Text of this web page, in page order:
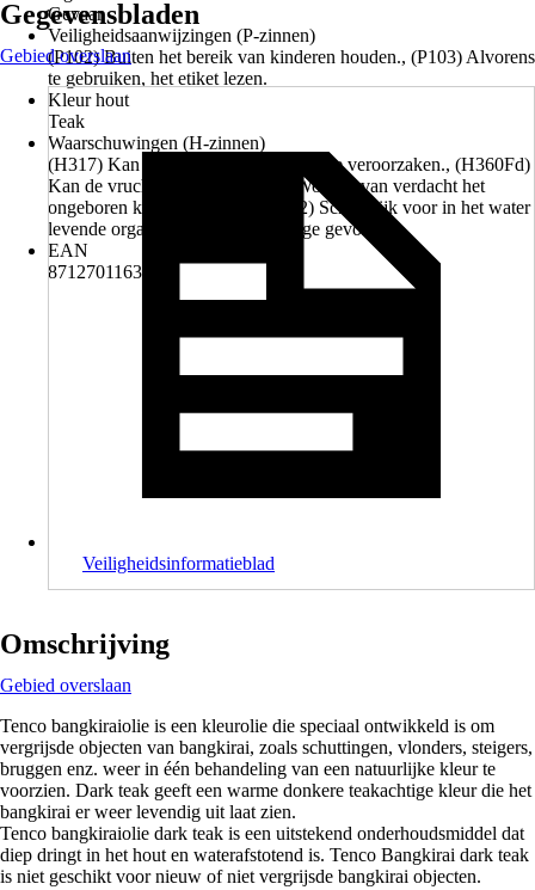
Gevaar
Veiligheidsaanwijzingen (P-zinnen)
(P102) Buiten het bereik van kinderen houden., (P103) Alvorens
te gebruiken, het etiket lezen.
Kleur hout
Teak
Waarschuwingen (H-zinnen)
(H317) Kan een allergische huidreactie veroorzaken., (H360Fd)
Kan de vruchtbaarheid schaden. Wordt ervan verdacht het
ongeboren kind te schaden, (H412) Schadelijk voor in het water
levende organismen, met langdurige gevolgen.
EAN
8712701163220
Gegevensbladen
Gebied overslaan
Veiligheidsinformatieblad
Omschrijving
Gebied overslaan
Tenco bangkiraiolie is een kleurolie die speciaal ontwikkeld is om
vergrijsde objecten van bangkirai, zoals schuttingen, vlonders, steigers,
bruggen enz. weer in één behandeling van een natuurlijke kleur te
voorzien. Dark teak geeft een warme donkere teakachtige kleur die het
bangkirai er weer levendig uit laat zien.
Tenco bangkiraiolie dark teak is een uitstekend onderhoudsmiddel dat
diep dringt in het hout en waterafstotend is. Tenco Bangkirai dark teak
is niet geschikt voor nieuw of niet vergrijsde bangkirai objecten.